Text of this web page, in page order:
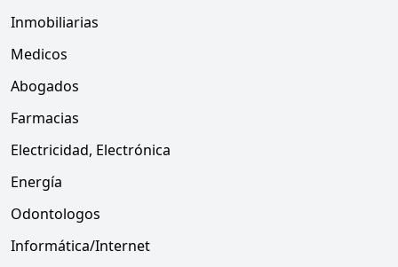
Inmobiliarias
Medicos
Abogados
Farmacias
Electricidad, Electrónica
Energía
Odontologos
Informática/Internet